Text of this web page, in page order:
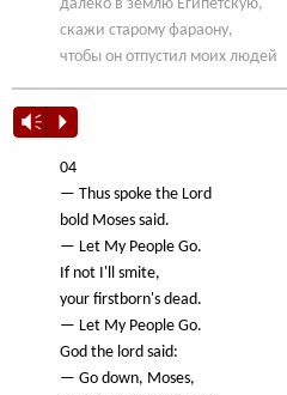
далеко в землю Египетскую,
скажи старому фараону,
чтобы он отпустил моих людей
Vm P
04
— Thus spoke the Lord
bold Moses said.
— Let My People Go.
If not I'll smite,
your firstborn's dead.
— Let My People Go.
God the lord said:
— Go down, Moses,